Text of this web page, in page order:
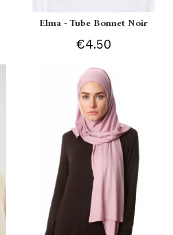
Elma - Tube Bonnet Noir
€4.50